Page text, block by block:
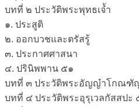
บทที่ ๒ ประวัติพระพุทธเจ้ำ
๑. ประสูติ
๒. ออกบวชและตรัสรู้
๓. ประกาศศาสนา
๔. ปรินิพพาน ๕๑
บทที่ ๓ ประวัติพระอัญญำโกณฑั
บทที่ ๔ ประวัติพระอุรุเวลกัสสปะ